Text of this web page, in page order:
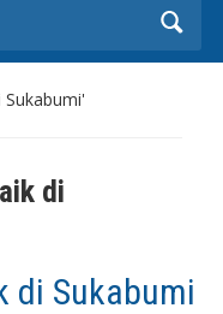
di
di Sukabumi